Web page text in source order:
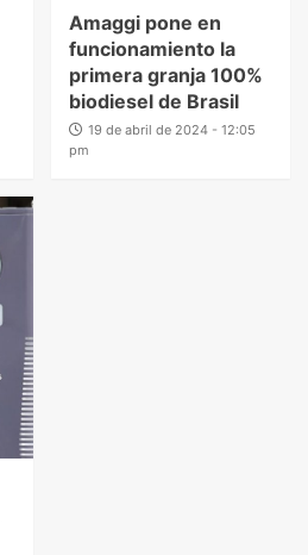
Amaggi pone en
funcionamiento la
primera granja 100%
biodiesel de Brasil
19 de abril de 2024 - 12:05
pm